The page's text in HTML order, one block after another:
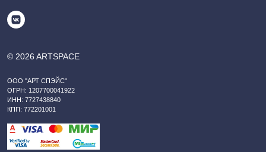
© 2026 ARTSPACE
ООО "АРТ СПЭЙС"
ОГРН: 1207700041922
ИНН: 7727438840
КПП: 772201001